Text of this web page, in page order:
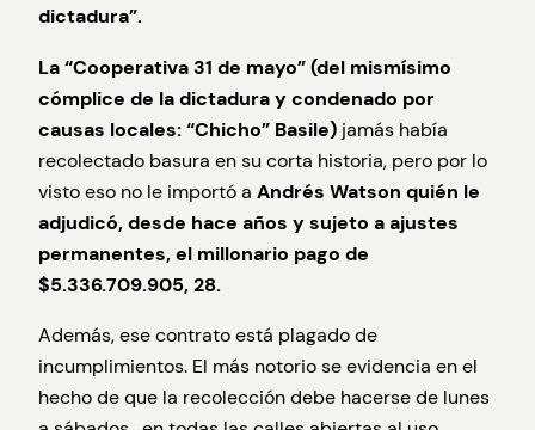
dictadura”.
La “Cooperativa 31 de mayo” (del mismísimo
cómplice de la dictadura y condenado por
causas locales: “Chicho” Basile) jamás había
recolectado basura en su corta historia, pero por lo
visto eso no le importó a Andrés Watson quién le
adjudicó, desde hace años y sujeto a ajustes
permanentes, el millonario pago de
$5.336.709.905, 28.
Además, ese contrato está plagado de
incumplimientos. El más notorio se evidencia en el
hecho de que la recolección debe hacerse de lunes